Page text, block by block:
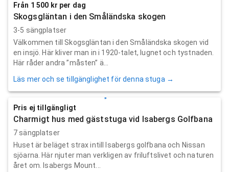
Från 1 500 kr per dag
Skogsgläntan i den Småländska skogen
3-5 sängplatser
Välkommen till Skogsgläntan i den Småländska skogen vid
en insjö. Här kliver man in i 1920-talet, lugnet och tystnaden.
Här råder andra ”måsten” ä...
Läs mer och se tillgänglighet för denna stuga →
Pris ej tillgängligt
Charmigt hus med gäststuga vid Isabergs Golfbana
7 sängplatser
Huset är beläget strax intill Isabergs golfbana och Nissan
sjöarna. Här njuter man verkligen av friluftslivet och naturen
året om. Isabergs Mount...